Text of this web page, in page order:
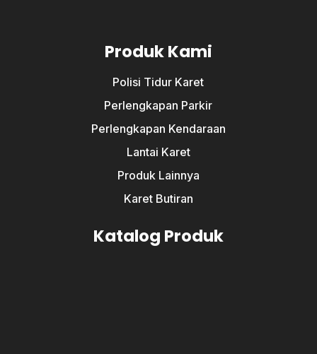
Produk Kami
Polisi Tidur Karet
Perlengkapan Parkir
Perlengkapan Kendaraan
Lantai Karet
Produk Lainnya
Karet Butiran
Katalog Produk